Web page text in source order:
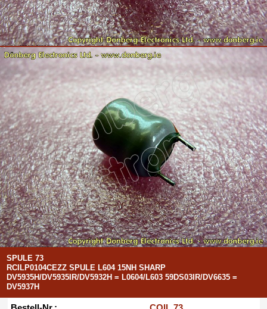
SPULE 73
RCILP0104CEZZ SPULE L604 15NH SHARP
DV5935H/DV5935IR/DV5932H = L0604/L603 59DS03IR/DV6635 =
DV5937H